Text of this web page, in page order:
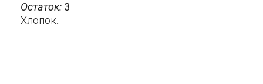
Остаток: 3
Хлопок..